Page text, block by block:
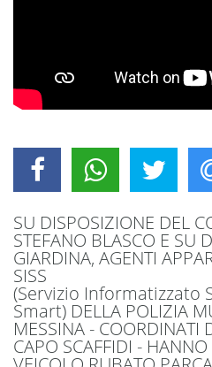
SU DISPOSIZIONE DEL
STEFANO BLASCO E SU
GIARDINA, AGENTI
SISS
(Servizio Informatizzato
Smart) DELLA POLIZIA
MESSINA - COORDINATI
CAPO SCAFFIDI -